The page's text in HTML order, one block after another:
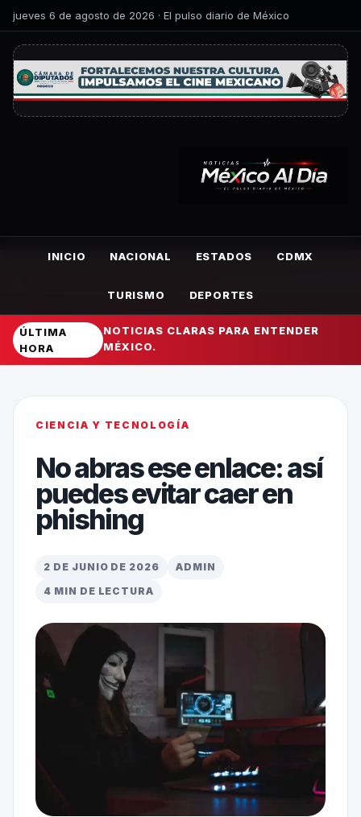
jueves 6 de agosto de 2026 · El pulso diario de México
INICIO NACIONAL ESTADOS CDMX
TURISMO DEPORTES
ÚLTIMA
HORA
NOTICIAS CLARAS PARA ENTENDER
MÉXICO.
CIENCIA Y TECNOLOGÍA
No abras ese enlace: así
puedes evitar caer en
phishing
2 DE JUNIO DE 2026
ADMIN
4 MIN DE LECTURA